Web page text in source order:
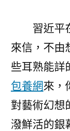
習近平
來信，不由
些耳熟能詳
包養網來，
對藝術幻想
潑鮮活的銀